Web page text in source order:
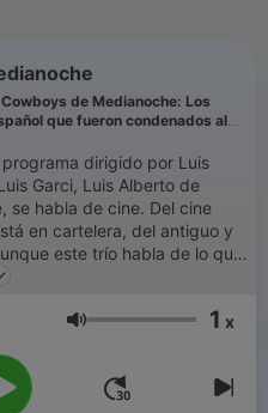
de Medianoche: Los
que fueron condenados al
dirigido por Luis
Garci, Luis Alberto de
se habla de cine. Del cine
en cartelera, del antiguo y
este trío habla de lo que
puede derivar en una
ระดับเสียง 1 x